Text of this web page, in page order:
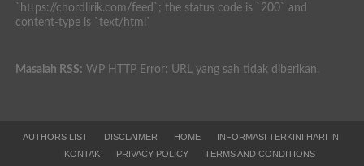
`https://chordlirik.com/feed`; the status code is `200` and
content-type is `text/html`
Masalah RSS: WP HTTP Error: URL yang sah tidak diberikan.
AUTHORS LIST DISCLAIMER HOME
INFORMASI TERKINI HARI INI
KONTAK
PRIVACY POLICY TERMS AND CONDITIONS